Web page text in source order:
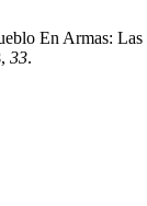
En Armas:
, 33.